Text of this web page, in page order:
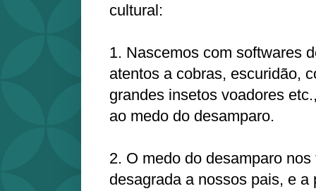
cultural:
1. Nascemos com softwares
atentos a cobras, escuridão,
grandes insetos voadores
ao medo do desamparo.
2. O medo do desamparo
desagrada a nossos pais, e a